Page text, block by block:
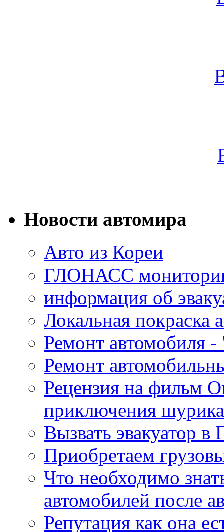
Новости автомира
Авто из Кореи
ГЛОНАСС
информация об
Локальная покраска
Ремонт автомобиля -
Ремонт
Рецензия на фильм
приключения шурика
Вызвать эвакуатор в
Приобретаем
Что необходимо
автомобилей после
Репутация как она